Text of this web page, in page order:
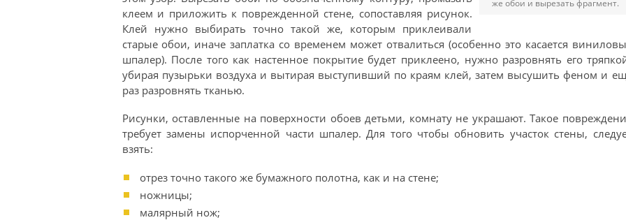
же обои и вырезать фрагмент.
клеем и приложить к поврежденной стене, сопоставляя рисунок.
Клей нужно выбирать точно такой же, которым приклеивали
старые обои, иначе заплатка со временем может отвалиться (особенно это касается
шпалер). После того как настенное покрытие будет приклеено, нужно разровнять его
убирая пузырьки воздуха и вытирая выступивший по краям клей, затем высушить феном и
раз разровнять тканью.
Рисунки, оставленные на поверхности обоев детьми, комнату не украшают. Такое
требует замены испорченной части шпалер. Для того чтобы обновить участок стены,
взять:
отрез точно такого же бумажного полотна, как и на стене;
ножницы;
малярный нож;